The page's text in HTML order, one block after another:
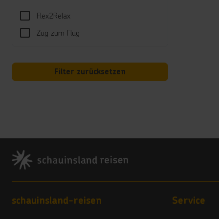
Flex2Relax
Zug zum Flug
Filter zurücksetzen
Footer
Footer navigation
schauinsland-reisen Service